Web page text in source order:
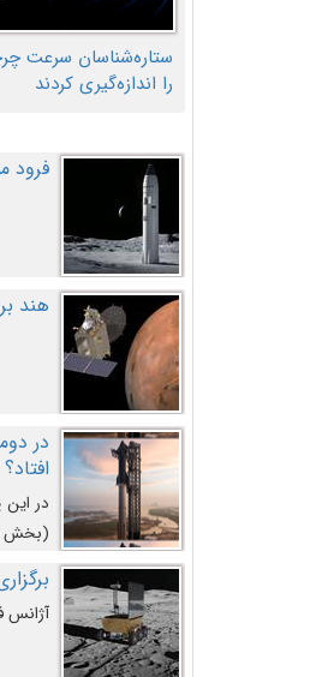
ستاره‌شناسان سرعت
را اندازه‌گیری کردند
فرود
هند
افتاد؟
در
کند
آژانس